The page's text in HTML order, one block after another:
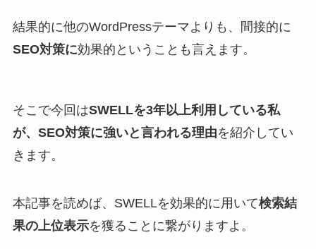
結果的に他のWordPressテーマよりも、間接的に
SEO対策に効果的ということも言えます。
そこで今回はSWELLを3年以上利用している私
が、SEO対策に強いと言われる理由を紹介してい
きます。
本記事を読めば、SWELLを効果的に用いて検索結
果の上位表示を獲ることに繋がりますよ。